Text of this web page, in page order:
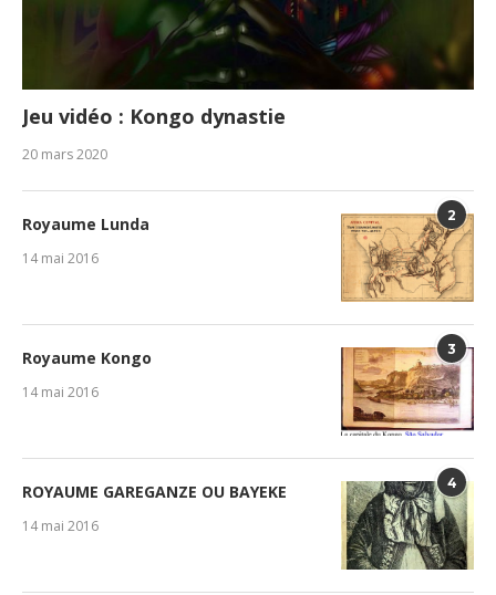
Jeu vidéo : Kongo dynastie
20 mars 2020
2
Royaume Lunda
14 mai 2016
3
Royaume Kongo
14 mai 2016
4
ROYAUME GAREGANZE OU BAYEKE
14 mai 2016